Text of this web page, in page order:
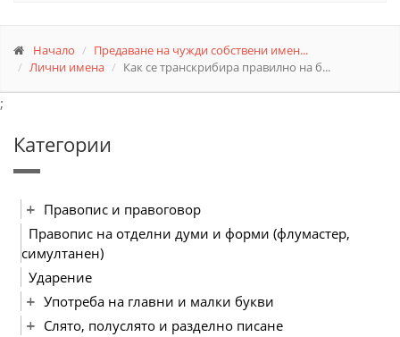
Начало
Предаване на чужди собствени имен...
Лични имена
Как се транскрибира правилно на б...
;
Категории
Правопис и правоговор
Правопис на отделни думи и форми (флумастер,
симултанен)
Ударение
Употреба на главни и малки букви
Слято, полуслято и разделно писане